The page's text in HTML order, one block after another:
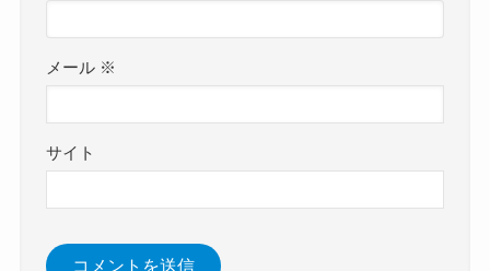
メール ※
サイト